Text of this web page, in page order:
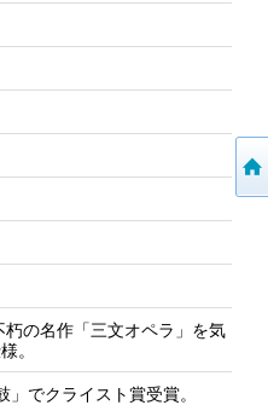
の名作「三文オペラ」を気
。
でクライスト賞受賞。